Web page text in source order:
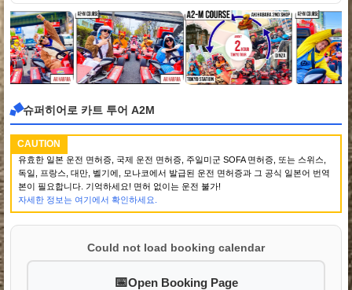
슈퍼히어로 카트 투어 A2M
CAUTION
유효한 일본 운전 면허증, 국제 운전 면허증, 주일미군 SOFA 면허증, 또는 스위스,
독일, 프랑스, 대만, 벨기에, 모나코에서 발급된 운전 면허증과 그 공식 일본어 번역
본이 필요합니다. 기억하세요! 면허 없이는 운전 불가!
자세한 정보는 여기에서 확인하세요.
Could not load booking calendar
Open Booking Page